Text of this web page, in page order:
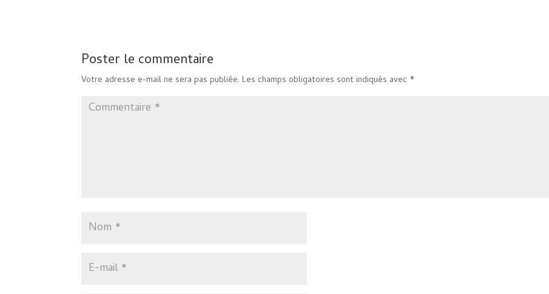
Poster le commentaire
Votre adresse e-mail ne sera pas publiée. Les champs obligatoires sont indiqués avec *